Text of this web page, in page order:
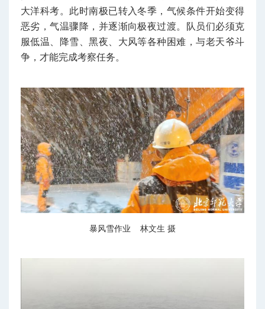
大洋科考。此时南极已转入冬季，气候条件开始变得
恶劣，气温骤降，并逐渐向极夜过渡。队员们必须克
服低温、降雪、黑夜、大风等各种困难，与老天爷斗
争，才能完成考察任务。
暴风雪作业 林文生 摄